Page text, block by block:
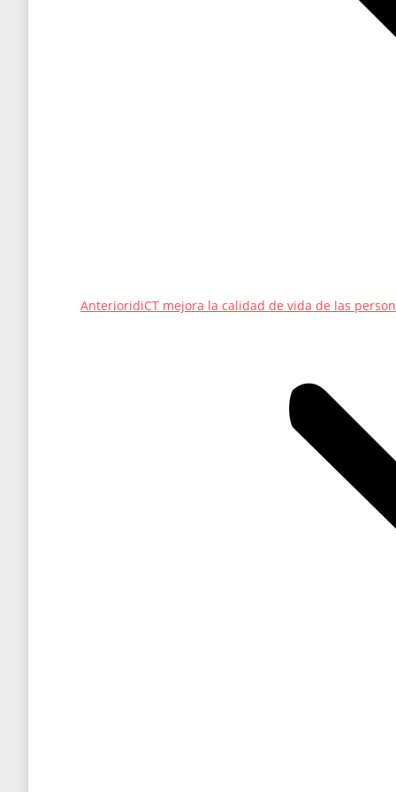
AnteriorEntrada
idiCT mejora la calidad de vida de las